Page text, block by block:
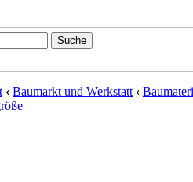
‹ Baumarkt und Werkstatt ‹